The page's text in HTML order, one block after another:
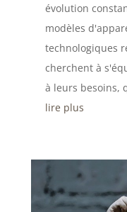
évolution
modèles
technologiques
cherchent à
à leurs besoins,
lire plus